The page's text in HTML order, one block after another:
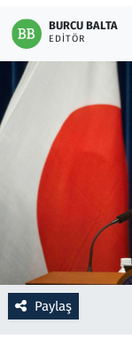
BURCU BALTA
EDITÖR
Paylaş
Ramazan
Resmi İlanlar
Rüya
Savunma
Seçim 2023